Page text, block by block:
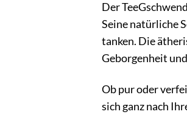
Der
Seine natürliche
tanken. Die
Geborgenheit
Ob pur oder
sich ganz nach